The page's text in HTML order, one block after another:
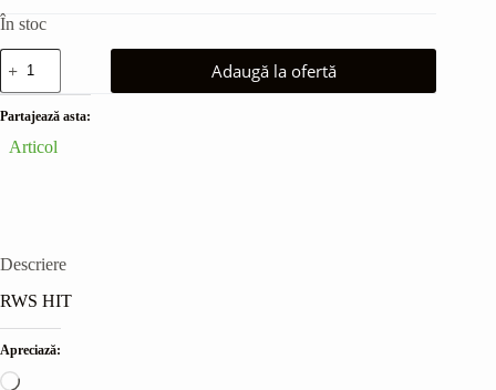
În stoc
Cantitate
RWS
HIT
Adaugă la ofertă
Partajează asta:
Articol
Descriere
RWS HIT
Apreciază:
Încarc...